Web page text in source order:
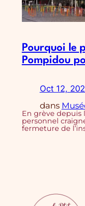
Pourquoi le
Pompidou
Oct 12,
dans
En grève depuis
personnel
fermeture de